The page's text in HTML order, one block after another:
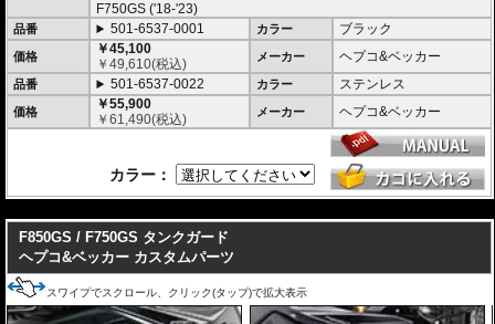
◆ GSの走破性を支える「広範囲プロテクション」
クランクケースやシリンダーヘッド周辺はもちろん、転倒時に接地しやすいエ
ンジン下部エリアまでを広範囲にカバーする形状を採用しています。深いバン
ク角や最低地上高を犠牲にすることなく、あらゆる地形でマシンの心臓部を強
固に保護します。
ライダーを そしてマシンを護る、ドイツの鉄壁。
ヘプコ&ベッカー製 F850GS / F750GS エンジンガードは、単なるドレスアップ
パーツではありません。 それは、予期せぬアクシデントからライダーを最優先
に守り、同時に愛車を保護するために計算された、極めて実戦的な「物理的保
【選ばれる理由】
ライダーを守る「生存空間」の確保: 転倒時、地面と車体の間に十分なスペース
イダーの足が挟み込まれるリスクを大幅に軽減。怪我のリスクを最小限に抑
え、アクシデント後のリカバリーを助けます。
衝撃を逃がす設計思想: ただ硬いだけではありません。車種ごとのフレーム強度
や重心を分析し、衝撃を多点支持で分散。ライダーへの衝撃緩和はもちろん、
車体フレームへのダメージも最小限に留めることで、自走不能な状態（レッカ
ー移動）を回避します。
F750GS ('18-'23)
品番 501-6537-0001 カラー ブラック
価格
￥45,100
￥49,610(税込) メーカー ヘプコ&ベッカー
品番 501-6537-0022 カラー ステンレス
価格
￥55,900
￥61,490(税込) メーカー ヘプコ&ベッカー
カラー：
F850GS / F750GS タンクガード
ヘプコ&ベッカー カスタムパーツ
スワイプでスクロール、クリック(タップ)で拡大表示